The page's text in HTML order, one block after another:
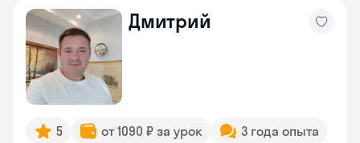
Дмитрий
5 от 1090 ₽ за урок
3 года опыта